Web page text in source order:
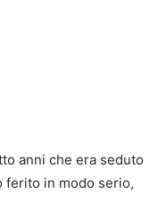
anni che era seduto
ferito in modo serio,